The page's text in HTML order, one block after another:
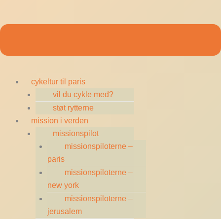
cykeltur til paris
vil du cykle med?
støt rytterne
mission i verden
missionspilot
missionspiloterne –
paris
missionspiloterne –
new york
missionspiloterne –
jerusalem